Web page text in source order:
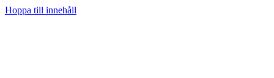
Hoppa till innehåll